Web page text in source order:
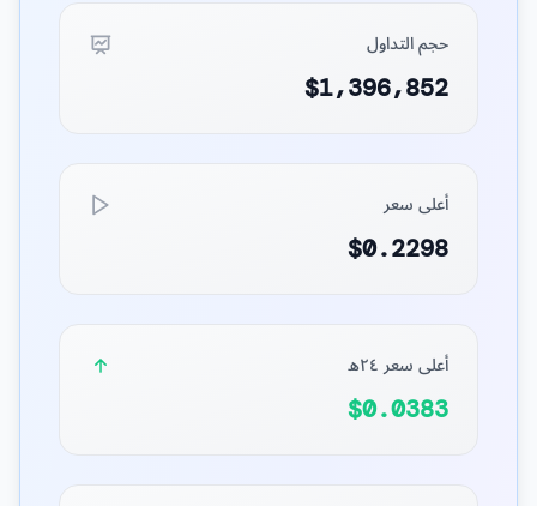
حجم التداول
$1,396,852
أعلى سعر
$0.2298
أعلى سعر ٢٤ه
$0.0383